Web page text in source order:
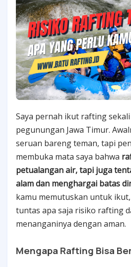
Saya pernah ikut rafting
pegunungan Jawa Timur.
seruan bareng teman, tapi
membuka mata saya bahwa
petualangan air, tapi juga
alam dan menghargai batas
kamu memutuskan untuk
tuntas apa saja risiko rafting
menanganinya dengan aman.
Mengapa Rafting Bisa